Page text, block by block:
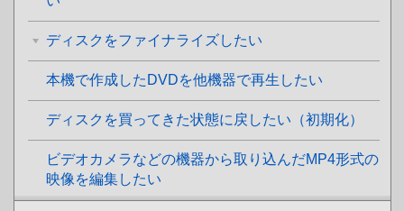
ディスクをファイナライズしたい
本機で作成したDVDを他機器で再生したい
ディスクを買ってきた状態に戻したい（初期化）
ビデオカメラなどの機器から取り込んだMP4形式の
映像を編集したい